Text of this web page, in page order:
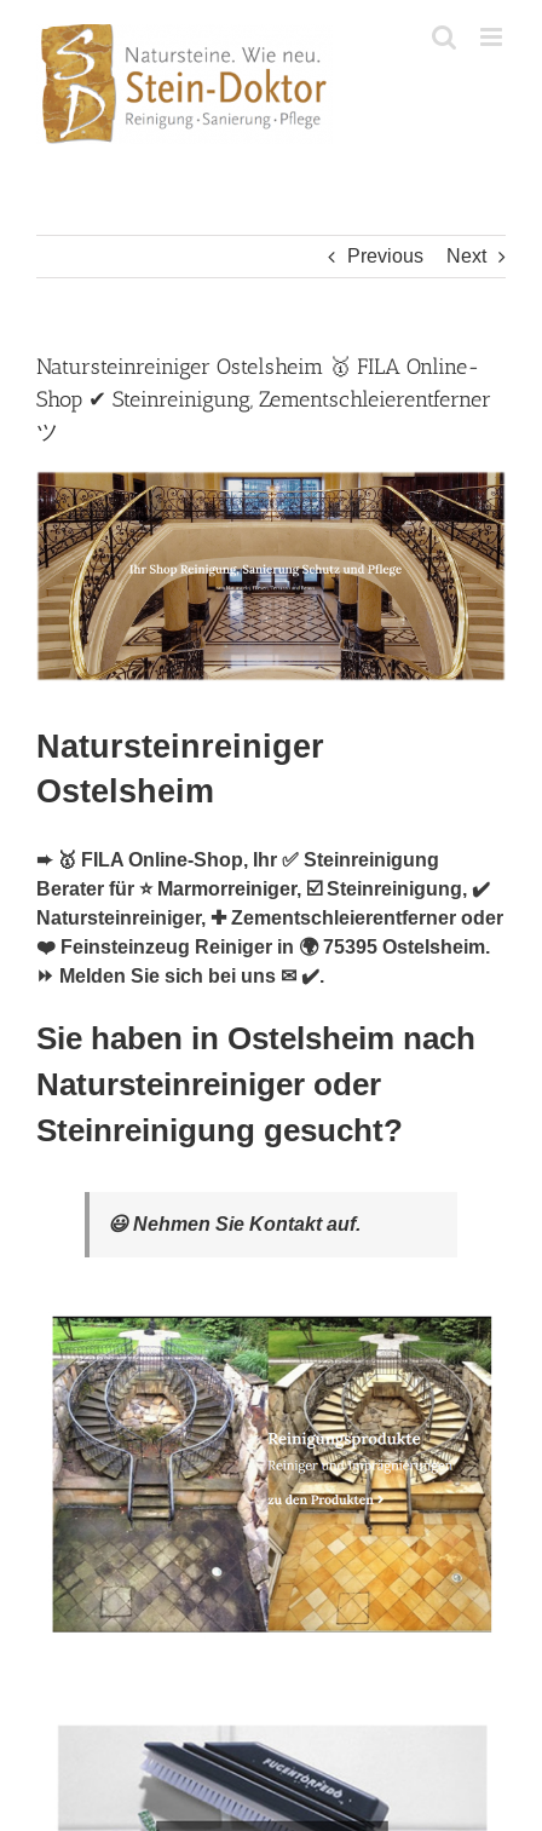
content
Previous Next
Natursteinreiniger Ostelsheim 🥇 FILA Online-
Shop ✔ Steinreinigung, Zementschleierentferner
ツ
Natursteinreiniger
Ostelsheim
➨ 🥇 FILA Online-Shop, Ihr ✅ Steinreinigung
Berater für ⭐ Marmorreiniger, ☑️ Steinreinigung, ✔️
Natursteinreiniger, ✚ Zementschleierentferner oder
❤️ Feinsteinzeug Reiniger in 🌍 75395 Ostelsheim.
⏩ Melden Sie sich bei uns ✉ ✔️.
Sie haben in Ostelsheim nach
Natursteinreiniger oder
Steinreinigung gesucht?
😃 Nehmen Sie Kontakt auf.